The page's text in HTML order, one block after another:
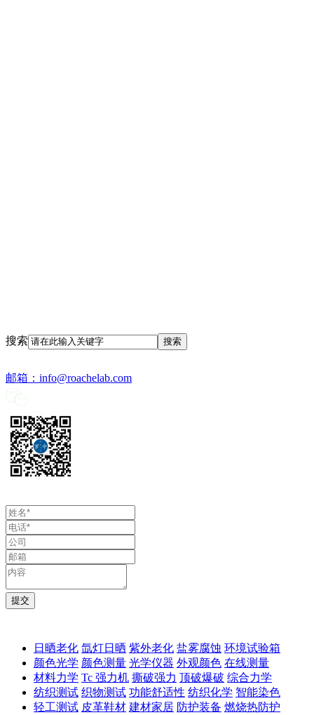
搜索
邮箱： info@roachelab.com‍
日晒老化 氙灯日晒 紫外老化 盐雾腐蚀 环境试验箱
颜色光学 颜色测量 光学仪器 外观颜色 在线测量
材料力学 Tc 强力机 撕破强力 顶破爆破 综合力学
纺织测试 织物测试 功能舒适性 纺织化学 智能染色
轻工测试 皮革鞋材 建材家居 防护装备 燃烧热防护